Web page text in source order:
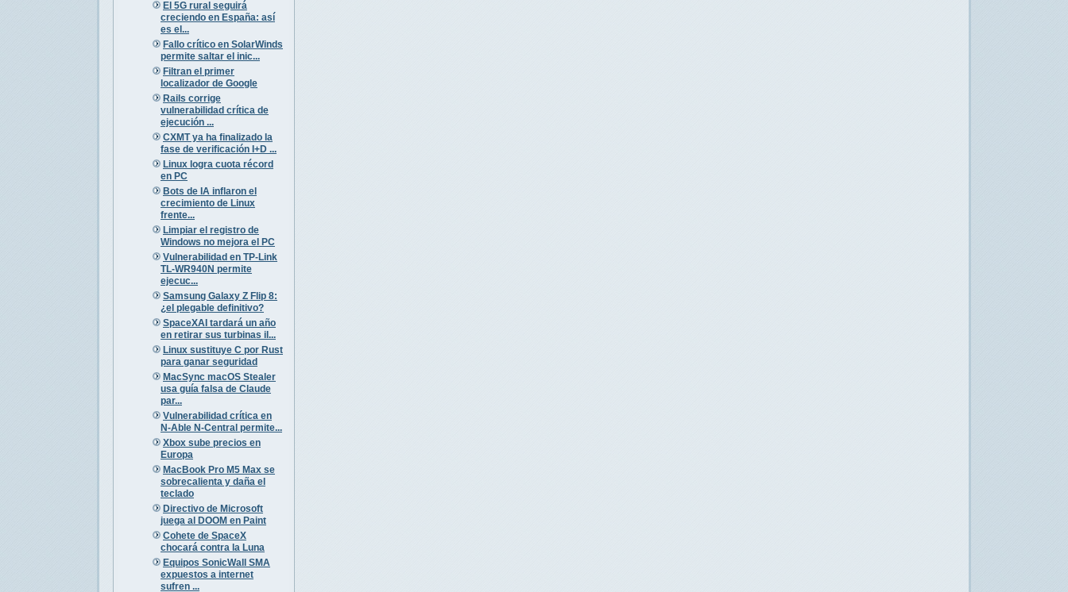
El 5G rural seguirá
creciendo en España: así
es el...
Fallo crítico en SolarWinds
permite saltar el inic...
Filtran el primer
localizador de Google
Rails corrige
vulnerabilidad crítica de
ejecución ...
CXMT ya ha finalizado la
fase de verificación I+D ...
Linux logra cuota récord
en PC
Bots de IA inflaron el
crecimiento de Linux
frente...
Limpiar el registro de
Windows no mejora el PC
Vulnerabilidad en TP-Link
TL-WR940N permite
ejecuc...
Samsung Galaxy Z Flip 8:
¿el plegable definitivo?
SpaceXAI tardará un año
en retirar sus turbinas il...
Linux sustituye C por Rust
para ganar seguridad
MacSync macOS Stealer
usa guía falsa de Claude
par...
Vulnerabilidad crítica en
N-Able N-Central permite...
Xbox sube precios en
Europa
MacBook Pro M5 Max se
sobrecalienta y daña el
teclado
Directivo de Microsoft
juega al DOOM en Paint
Cohete de SpaceX
chocará contra la Luna
Equipos SonicWall SMA
expuestos a internet
sufren ...